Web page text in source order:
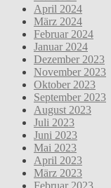
April 2024
März 2024
Februar 2024
Januar 2024
Dezember 2023
November 2023
Oktober 2023
September 2023
August 2023
Juli 2023
Juni 2023
Mai 2023
April 2023
März 2023
Februar 2023